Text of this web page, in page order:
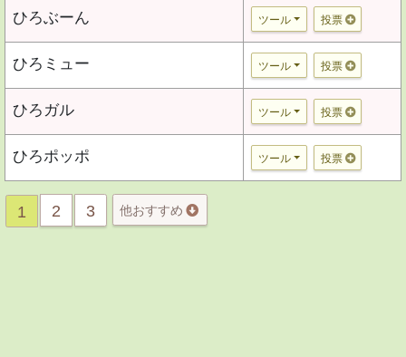
ひろぶーん ツール 投票
ひろミュー ツール 投票
ひろガル ツール 投票
ひろポッポ ツール 投票
1 2 3 他おすすめ